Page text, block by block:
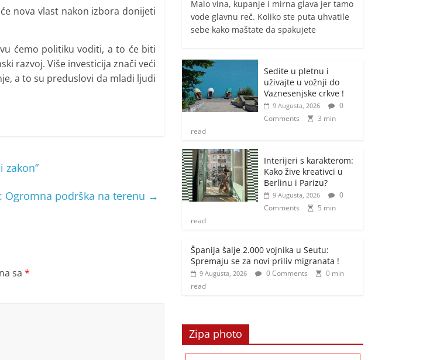
nova vlast nakon izbora donijeti
ćemo politiku voditi, a to će biti
razvoj. Više investicija znači veći
a to su preduslovi da mladi ljudi
zakon”
Ogromna podrška na terenu →
sa *
Malo vina, kupanje i mirna glava jer tamo
vode glavnu reč. Koliko ste puta uhvatile
sebe kako maštate da spakujete
Sedite u pletnu i
uživajte u vožnji do
Vaznesenjske crkve !
9 Augusta, 2026
0
Comments
3 min
read
Interijeri s karakterom:
Kako žive kreativci u
Berlinu i Parizu?
9 Augusta, 2026
0
Comments
5 min
read
Španija šalje 2.000 vojnika u Seutu:
Spremaju se za novi priliv migranata !
9 Augusta, 2026 0 Comments
0 min
read
Zipa photo